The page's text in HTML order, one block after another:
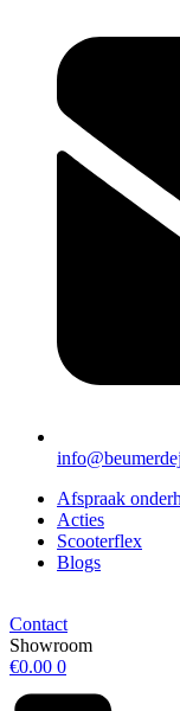
Afspraak
Acties
Scooterflex
Blogs
Contact
Showroom
€0.00 0